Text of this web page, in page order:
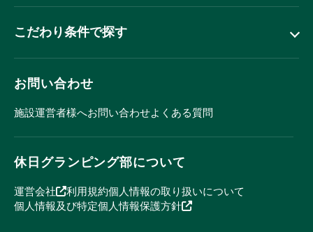
こだわり条件で探す
お問い合わせ
施設運営者様へお問い合わせよくある質問
休日グランピング部について
運営会社 利用規約個人情報の取り扱いについて
個人情報及び特定個人情報保護方針